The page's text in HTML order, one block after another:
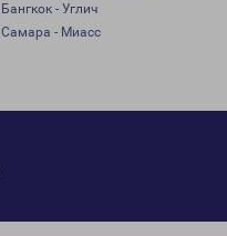
Бангкок - Углич
Самара - Миасс